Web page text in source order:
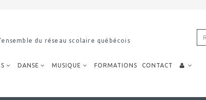
scolaire québécois
DANSE MUSIQUE FORMATIONS CONTACT